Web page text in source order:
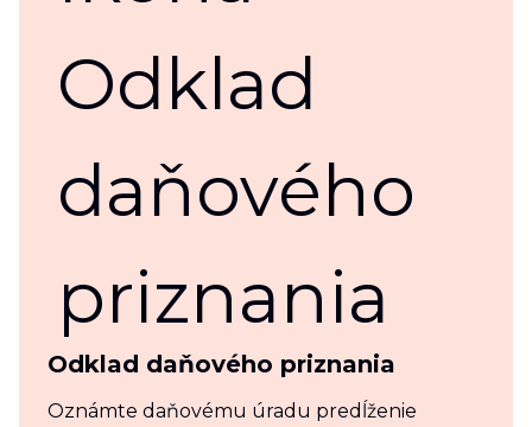
Odklad daňového priznania
Oznámte daňovému úradu predĺženie